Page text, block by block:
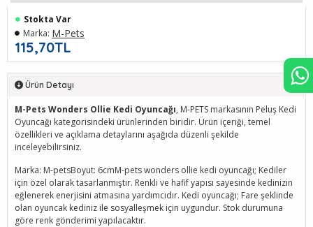
115,70TL
Stokta Var
Marka: M-Pets
Ürün Detayı
M-Pets Wonders Ollie Kedi Oyuncağı, M-PETS markasının Peluş Kedi
Oyuncağı kategorisindeki ürünlerinden biridir. Ürün içeriği, temel
özellikleri ve açıklama detaylarını aşağıda düzenli şekilde
inceleyebilirsiniz.
Marka: M-petsBoyut: 6cmM-pets wonders ollie kedi oyuncağı; Kediler
için özel olarak tasarlanmıştır. Renkli ve hafif yapısı sayesinde kedinizin
eğlenerek enerjisini atmasına yardımcıdır. Kedi oyuncağı; Fare şeklinde
olan oyuncak kediniz ile sosyalleşmek için uygundur. Stok durumuna
göre renk gönderimi yapılacaktır.